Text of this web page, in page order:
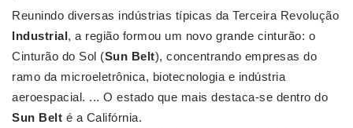
Reunindo diversas indústrias típicas da Terceira Revolução
Industrial, a região formou um novo grande cinturão: o
Cinturão do Sol (Sun Belt), concentrando empresas do
ramo da microeletrônica, biotecnologia e indústria
aeroespacial. ... O estado que mais destaca-se dentro do
Sun Belt é a Califórnia.